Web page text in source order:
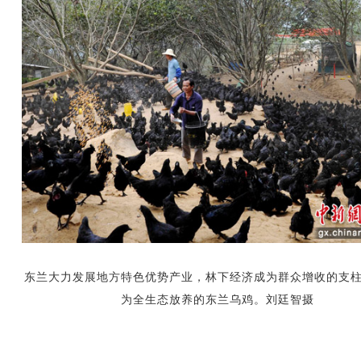
东兰大力发展地方特色优势产业，林下经济成为群众增收的支
为全生态放养的东兰乌鸡。刘廷智摄